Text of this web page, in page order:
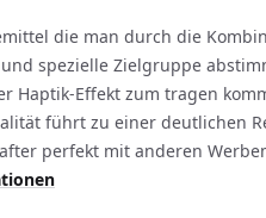
die man durch die
spezielle Zielgruppe
Haptik-Effekt zum tragen
führt zu einer deutlichen
perfekt mit anderen